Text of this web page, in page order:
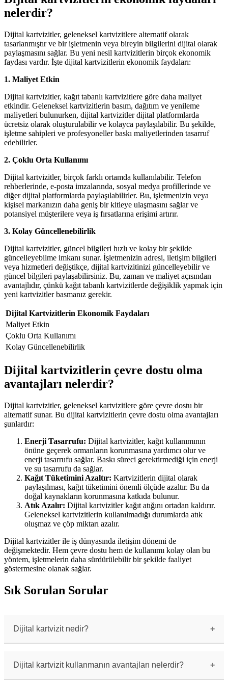
nelerdir?
Dijital kartvizitler, geleneksel kartvizitlere alternatif olarak
tasarlanmıştır ve bir işletmenin veya bireyin bilgilerini dijital olarak
paylaşmasını sağlar. Bu yeni nesil kartvizitlerin birçok ekonomik
faydası vardır. İşte dijital kartvizitlerin ekonomik faydaları:
1. Maliyet Etkin
Dijital kartvizitler, kağıt tabanlı kartvizitlere göre daha maliyet
etkindir. Geleneksel kartvizitlerin basım, dağıtım ve yenileme
maliyetleri bulunurken, dijital kartvizitler dijital platformlarda
ücretsiz olarak oluşturulabilir ve kolayca paylaşılabilir. Bu şekilde,
işletme sahipleri ve profesyoneller baskı maliyetlerinden tasarruf
edebilirler.
2. Çoklu Orta Kullanımı
Dijital kartvizitler, birçok farklı ortamda kullanılabilir. Telefon
rehberlerinde, e-posta imzalarında, sosyal medya profillerinde ve
diğer dijital platformlarda paylaşılabilirler. Bu, işletmenizin veya
kişisel markanızın daha geniş bir kitleye ulaşmasını sağlar ve
potansiyel müşterilere veya iş fırsatlarına erişimi artırır.
3. Kolay Güncellenebilirlik
Dijital kartvizitler, güncel bilgileri hızlı ve kolay bir şekilde
güncelleyebilme imkanı sunar. İşletmenizin adresi, iletişim bilgileri
veya hizmetleri değiştikçe, dijital kartvizitinizi güncelleyebilir ve
güncel bilgileri paylaşabilirsiniz. Bu, zaman ve maliyet açısından
avantajlıdır, çünkü kağıt tabanlı kartvizitlerde değişiklik yapmak için
yeni kartvizitler basmanız gerekir.
Dijital Kartvizitlerin Ekonomik Faydaları
Maliyet Etkin
Çoklu Orta Kullanımı
Kolay Güncellenebilirlik
Dijital kartvizitlerin çevre dostu olma
avantajları nelerdir?
Dijital kartvizitler, geleneksel kartvizitlere göre çevre dostu bir
alternatif sunar. Bu dijital kartvizitlerin çevre dostu olma avantajları
şunlardır:
Enerji Tasarrufu: Dijital kartvizitler, kağıt kullanımının
önüne geçerek ormanların korunmasına yardımcı olur ve
enerji tasarrufu sağlar. Baskı süreci gerektirmediği için enerji
ve su tasarrufu da sağlar.
Kağıt Tüketimini Azaltır: Kartvizitlerin dijital olarak
paylaşılması, kağıt tüketimini önemli ölçüde azaltır. Bu da
doğal kaynakların korunmasına katkıda bulunur.
Atık Azalır: Dijital kartvizitler kağıt atığını ortadan kaldırır.
Geleneksel kartvizitlerin kullanılmadığı durumlarda atık
oluşmaz ve çöp miktarı azalır.
Dijital kartvizitler ile iş dünyasında iletişim dönemi de
değişmektedir. Hem çevre dostu hem de kullanımı kolay olan bu
yöntem, işletmelerin daha sürdürülebilir bir şekilde faaliyet
göstermesine olanak sağlar.
Sık Sorulan Sorular
Dijital kartvizit nedir?
İçerisinde işletme veya kişisel bilgileri
barındıran, paylaşılabilen, güncellenebilen ve
offline olarak kullanılabilen bir dijital
Dijital kartvizit kullanmanın avantajları nelerdir?